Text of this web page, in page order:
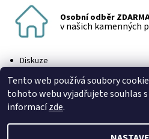
Osobní odběr
v našich kamenných
Diskuze
Přidat komentář
Tento web používá soubory
tohoto webu vyjadřujete souhlas
informacízde.